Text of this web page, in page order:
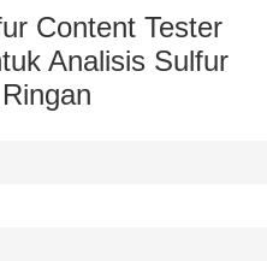
Content Tester
Analisis Sulfur